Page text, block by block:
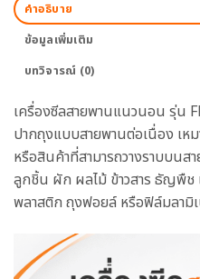
คำอธิบาย
ข้อมูลเพิ่มเติม
บทวิจารณ์ (0)
เครื่องซีลสายพานแนวนอน รุ่น
ปากถุงแบบสายพานต่อเนื่อง เห
หรือสินค้าที่สามารถวางราบบนส
ลูกชิ้น ผัก ผลไม้ ข้าวสาร ธัญพืช
พลาสติก ถุงฟอยล์ หรือฟิล์มลามิ